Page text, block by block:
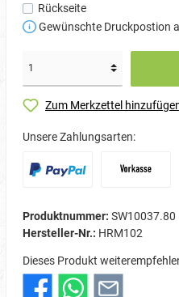
Rückseite
Gewünschte Druckpostion
Zum Merkzettel
Unsere Zahlungsarten:
Produktnummer: SW10037.80
Hersteller-Nr.: HRM102
Dieses Produkt